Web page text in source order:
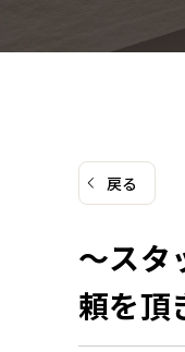
戻る
～スタ
頼を頂